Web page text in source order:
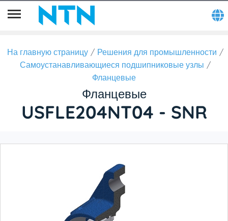
На главную страницу
Решения для промышленности
Самоустанавливающиеся подшипниковые узлы
Фланцевые
Фланцевые
USFLE204NT04 - SNR